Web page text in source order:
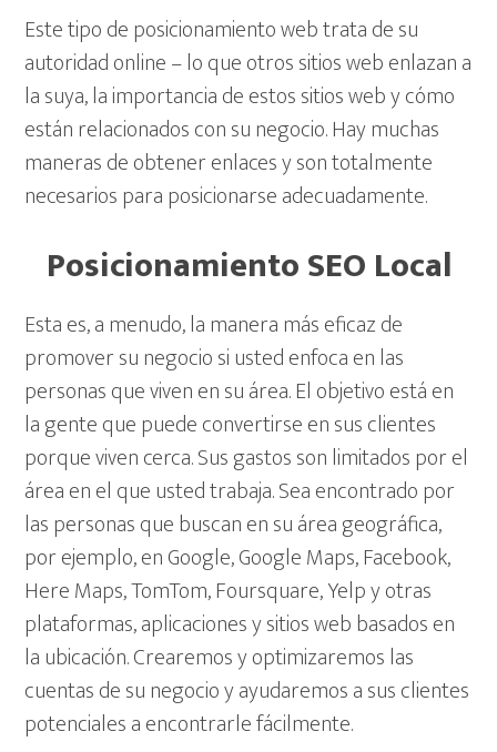
Este tipo de posicionamiento web trata de su
autoridad online – lo que otros sitios web enlazan a
la suya, la importancia de estos sitios web y cómo
están relacionados con su negocio. Hay muchas
maneras de obtener enlaces y son totalmente
necesarios para posicionarse adecuadamente.
Posicionamiento SEO Local
Esta es, a menudo, la manera más eficaz de
promover su negocio si usted enfoca en las
personas que viven en su área. El objetivo está en
la gente que puede convertirse en sus clientes
porque viven cerca. Sus gastos son limitados por el
área en el que usted trabaja. Sea encontrado por
las personas que buscan en su área geográfica,
por ejemplo, en Google, Google Maps, Facebook,
Here Maps, TomTom, Foursquare, Yelp y otras
plataformas, aplicaciones y sitios web basados ​​en
la ubicación. Crearemos y optimizaremos las
cuentas de su negocio y ayudaremos a sus clientes
potenciales a encontrarle fácilmente.